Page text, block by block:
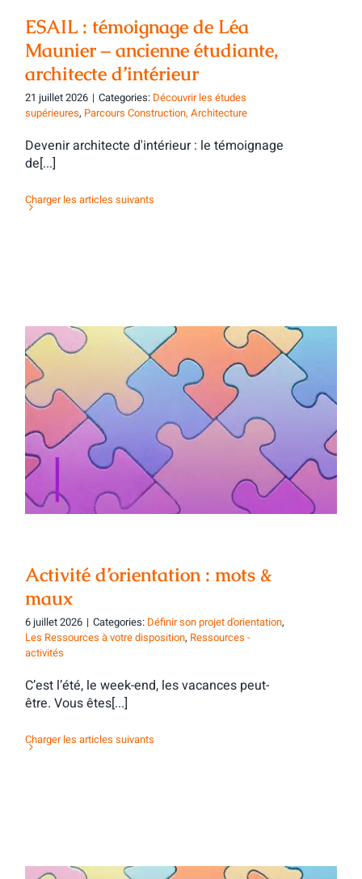
ESAIL : témoignage de Léa
Maunier – ancienne étudiante,
architecte d’intérieur
21 juillet 2026 | Categories: Découvrir les études
supérieures, Parcours Construction, Architecture
Devenir architecte d'intérieur : le témoignage
de[...]
Charger les articles suivants
Activité d’orientation : mots & maux
Activité d’orientation : mots &
maux
6 juillet 2026 | Categories: Définir son projet d'orientation,
Les Ressources à votre disposition, Ressources -
activités
C’est l’été, le week-end, les vacances peut-
être. Vous êtes[...]
Charger les articles suivants